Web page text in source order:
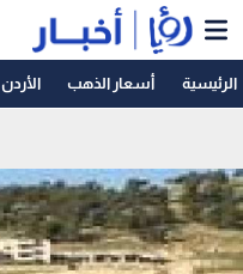
الرئيسية أسعار الذهب الأردن